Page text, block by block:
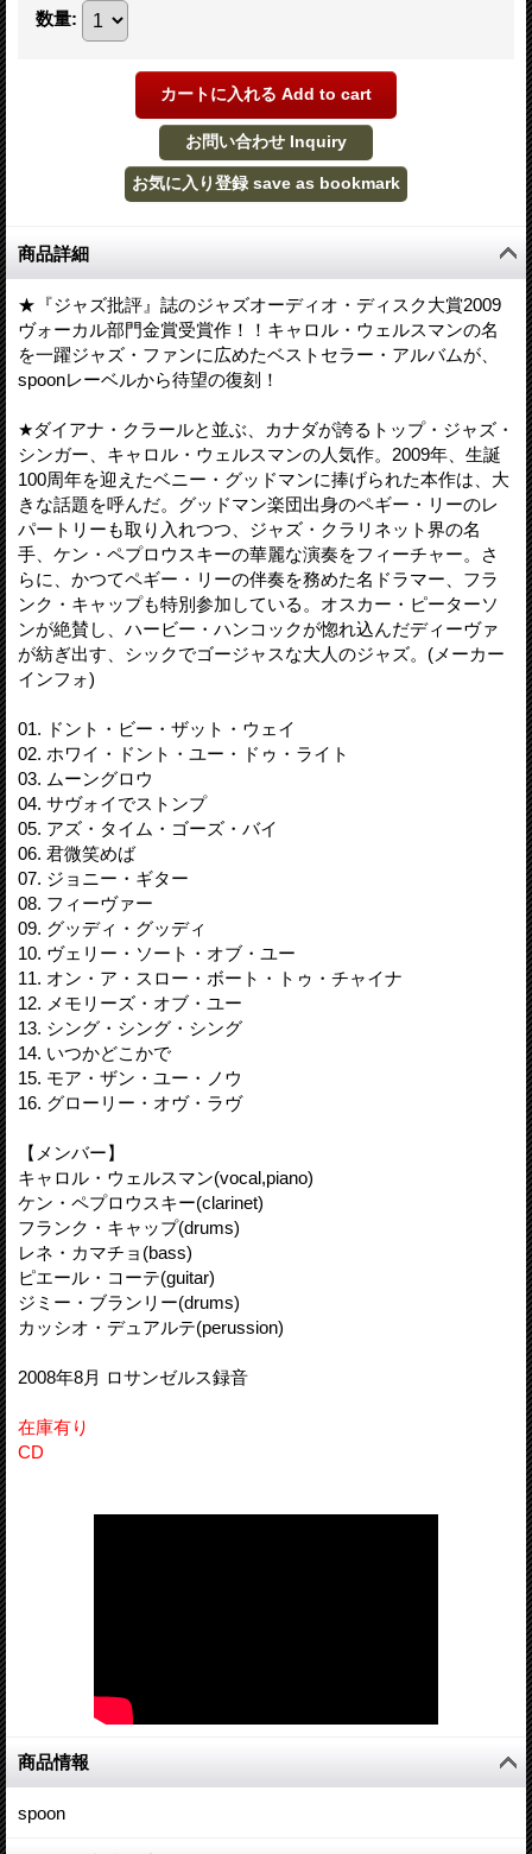
数量:
商品詳細
★『ジャズ批評』誌のジャズオーディオ・ディスク大賞2009
ヴォーカル部門金賞受賞作！！キャロル・ウェルスマンの名
を一躍ジャズ・ファンに広めたベストセラー・アルバムが、
spoonレーベルから待望の復刻！
★ダイアナ・クラールと並ぶ、カナダが誇るトップ・ジャズ・
シンガー、キャロル・ウェルスマンの人気作。2009年、生誕
100周年を迎えたベニー・グッドマンに捧げられた本作は、大
きな話題を呼んだ。グッドマン楽団出身のペギー・リーのレ
パートリーも取り入れつつ、ジャズ・クラリネット界の名
手、ケン・ペプロウスキーの華麗な演奏をフィーチャー。さ
らに、かつてペギー・リーの伴奏を務めた名ドラマー、フラ
ンク・キャップも特別参加している。オスカー・ピーターソ
ンが絶賛し、ハービー・ハンコックが惚れ込んだディーヴァ
が紡ぎ出す、シックでゴージャスな大人のジャズ。(メーカー
インフォ)
01. ドント・ビー・ザット・ウェイ
02. ホワイ・ドント・ユー・ドゥ・ライト
03. ムーングロウ
04. サヴォイでストンプ
05. アズ・タイム・ゴーズ・バイ
06. 君微笑めば
07. ジョニー・ギター
08. フィーヴァー
09. グッディ・グッディ
10. ヴェリー・ソート・オブ・ユー
11. オン・ア・スロー・ボート・トゥ・チャイナ
12. メモリーズ・オブ・ユー
13. シング・シング・シング
14. いつかどこかで
15. モア・ザン・ユー・ノウ
16. グローリー・オヴ・ラヴ
【メンバー】
キャロル・ウェルスマン(vocal,piano)
ケン・ペプロウスキー(clarinet)
フランク・キャップ(drums)
レネ・カマチョ(bass)
ピエール・コーテ(guitar)
ジミー・ブランリー(drums)
カッシオ・デュアルテ(perussion)
2008年8月 ロサンゼルス録音
在庫有り
CD
商品情報
spoon